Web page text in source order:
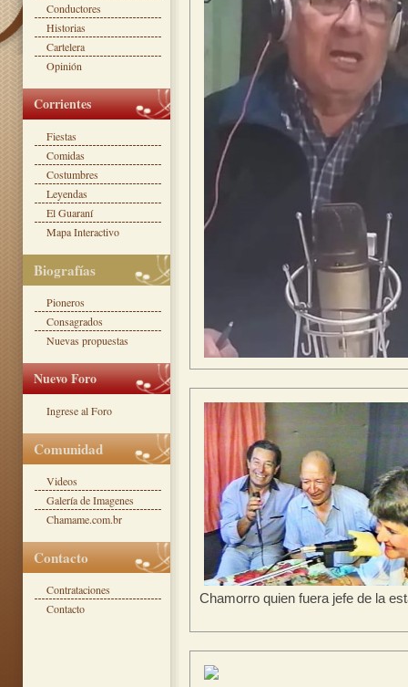
Chamorro quien fuera jefe de la
Conductores
Historias
Cartelera
Opinión
Corrientes
Fiestas
Comidas
Costumbres
Leyendas
El Guaraní
Mapa Interactivo
Biografías
Pioneros
Consagrados
Nuevas propuestas
Nuevo Foro
Ingrese al Foro
Comunidad
Videos
Galería de Imagenes
Chamame.com.br
Contacto
Contrataciones
Contacto